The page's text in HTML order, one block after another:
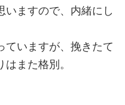
いますので、内緒にし
ていますが、挽きたて
また格別。